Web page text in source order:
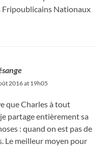
Fripoublicains Nationaux
2016 at 19h05
que Charles à tout
partage entièrement sa
: quand on est pas de
Le meilleur moyen pour